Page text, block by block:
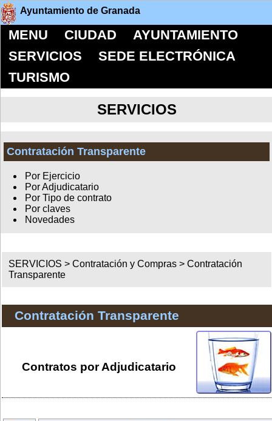
Ayuntamiento de Granada
MENU CIUDAD
AYUNTAMIENTO
SERVICIOS
SEDE ELECTRÓNICA
TURISMO
SERVICIOS
Contratación Transparente
Por Ejercicio
Por Adjudicatario
Por Tipo de contrato
Por claves
Novedades
SERVICIOS >Contratación y Compras >Contratación
Transparente
Contratación Transparente
Contratos por Adjudicatario